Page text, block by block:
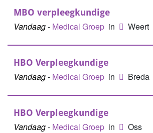
MBO verpleegkundige
Vandaag- Medical Groep in Weert
HBO Verpleegkundige
Vandaag- Medical Groep in Breda
HBO Verpleegkundige
Vandaag- Medical Groep in Oss